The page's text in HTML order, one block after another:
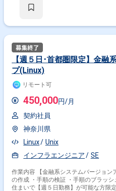
【週５日･首都圏限定】金融
プ(Linux)
リモート可
450,000円/月
契約社員
神奈川県
Linux
Unix
インフラエンジニア
SE
作業内容 【金融系システムバージョン
の作成 ・手順の検証 ・手順のブラッシュアップ 本案件は
住まいで【週５日勤務】が可能な方限